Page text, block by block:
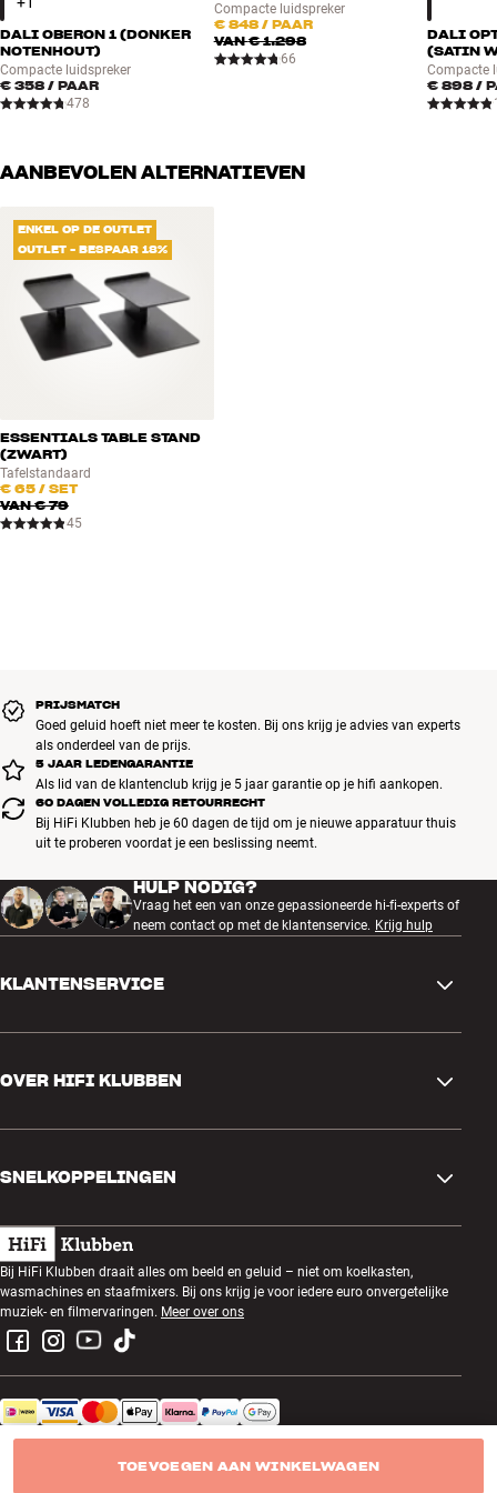
TOEVOEGEN AAN WINKELWAGEN
DALI OBERON 1 (DONKER
NOTENHOUT)
Compacte luidspreker
€ 358 / PAAR
478
Compacte luidspreker
€ 848/ PAAR
VAN€ 1.298
66
DALI
(SATIN
Compacte
€ 898 /
AANBEVOLEN ALTERNATIEVEN
ENKEL OP DE OUTLET
OUTLET - BESPAAR 18%
ESSENTIALS TABLE STAND
(ZWART)
Tafelstandaard
€ 65 / SET
VAN€ 79
45
PRIJSMATCH
Goed geluid hoeft niet meer te kosten. Bij ons krijg je advies van experts
als onderdeel van de prijs.
5 JAAR LEDENGARANTIE
Als lid van de klantenclub krijg je 5 jaar garantie op je hifi aankopen.
60 DAGEN VOLLEDIG RETOURRECHT
Bij HiFi Klubben heb je 60 dagen de tijd om je nieuwe apparatuur thuis
uit te proberen voordat je een beslissing neemt.
HULP NODIG?
Vraag het een van onze gepassioneerde hi-fi-experts of
neem contact op met de klantenservice. Krijg hulp
KLANTENSERVICE
Ruilen en retourneren
Bestelling herroepen
Algemene voorwaarden
Privacybeleid
OVER HIFI KLUBBEN
Klantenclub
Luisteravond
Prijsvragen
Werken bij HiFi Klubben
SNELKOPPELINGEN
Cadeaubonnen
Bouwen met geluid
Montage en installatie
Apparaten recyclen
Bij HiFi Klubben draait alles om beeld en geluid – niet om koelkasten,
wasmachines en staafmixers. Bij ons krijg je voor iedere euro onvergetelijke
muziek- en filmervaringen. Meer over ons